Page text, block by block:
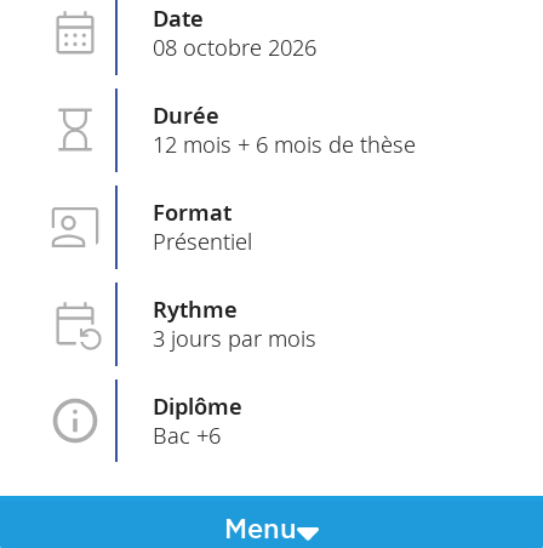
Date
08 octobre 2026
Durée
12 mois + 6 mois de thèse
Format
Présentiel
Rythme
3 jours par mois
Diplôme
Bac +6
Menu